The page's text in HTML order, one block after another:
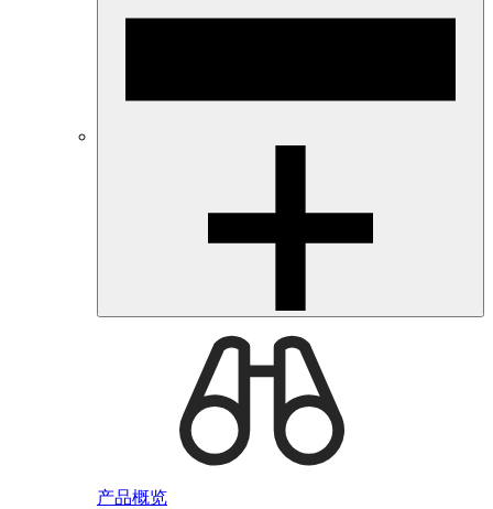
产品概览